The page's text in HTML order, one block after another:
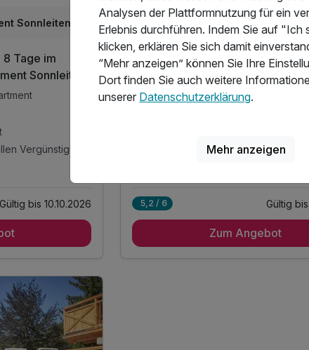
8 Tage im
Sonnleiten
Außenpool
Gültig bis 10.10.2026
Happy Family Pauschale | 6
AlpenParks Hotel & Apartment
Saalbach
5 Nächte im großzügigen Apartment
5 x Frühstück vom Buffet
5,2 / 6 Gültig
Zum Angebot
Analysen der Plattformnutzung für ein
Erlebnis durchführen. Indem Sie auf "Ich
klicken, erklären Sie sich damit
“Mehr anzeigen” können Sie Ihre
Dort finden Sie auch weitere
unserer Datenschutzerklärung.
Mehr anzeigen